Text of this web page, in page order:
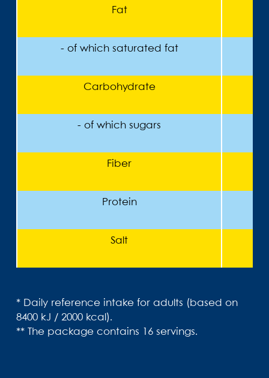
Fat
- of which saturated fat
Carbohydrate
- of which sugars
Fiber
Protein
Salt
* Daily reference intake for adults (based on
8400 kJ / 2000 kcal).
** The package contains 16 servings.